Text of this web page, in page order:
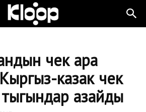
чек ара
казак чек
азайды